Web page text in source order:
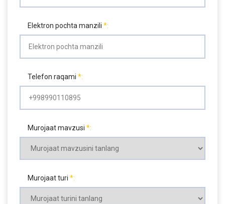
Elektron pochta manzili
Telefon raqami
Murojaat mavzusi
Murojaat turi